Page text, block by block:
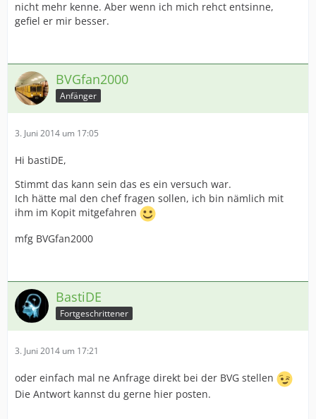
nicht mehr kenne. Aber wenn ich mich rehct entsinne,
gefiel er mir besser.
BVGfan2000
Anfänger
3. Juni 2014 um 17:05
Hi bastiDE,
Stimmt das kann sein das es ein versuch war.
Ich hätte mal den chef fragen sollen, ich bin nämlich mit
ihm im Kopit mitgefahren
mfg BVGfan2000
BastiDE
Fortgeschrittener
3. Juni 2014 um 17:21
oder einfach mal ne Anfrage direkt bei der BVG stellen
Die Antwort kannst du gerne hier posten.